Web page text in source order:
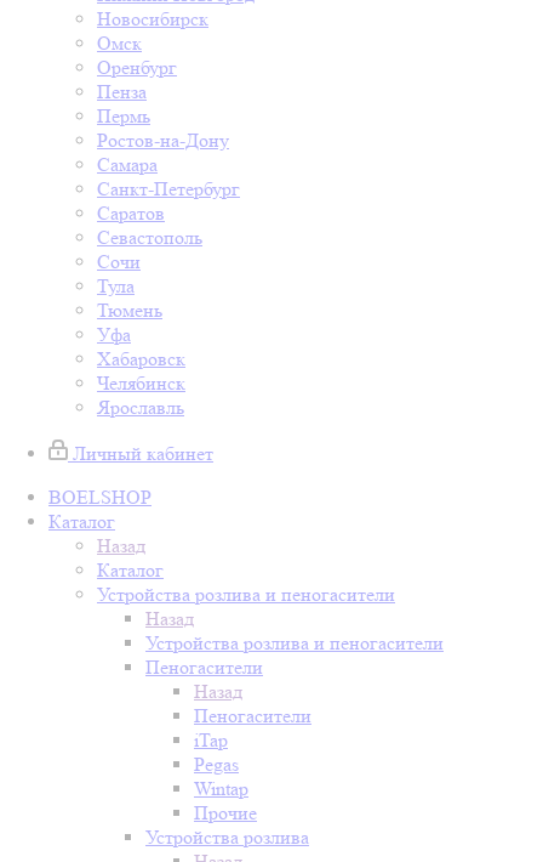
Новосибирск
Омск
Оренбург
Пенза
Пермь
Ростов-на-Дону
Самара
Санкт-Петербург
Саратов
Севастополь
Сочи
Тула
Тюмень
Уфа
Хабаровск
Челябинск
Ярославль
Личный кабинет
BOELSHOP
Каталог
Назад
Каталог
Устройства розлива и пеногасители
Назад
Устройства розлива и пеногасители
Пеногасители
Назад
Пеногасители
iTap
Pegas
Wintap
Прочие
Устройства розлива